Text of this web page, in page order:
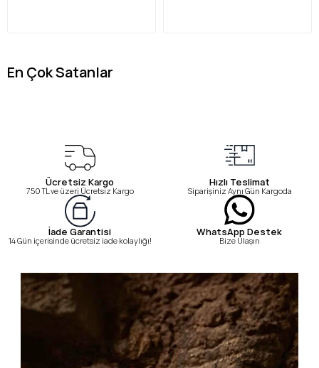
En Çok Satanlar
Ücretsiz Kargo
750 TL ve üzeri Ücretsiz Kargo
Hızlı Teslimat
Siparişiniz Aynı Gün Kargoda
İade Garantisi
14 Gün içerisinde ücretsiz iade kolaylığı!
WhatsApp Destek
Bize Ulaşın